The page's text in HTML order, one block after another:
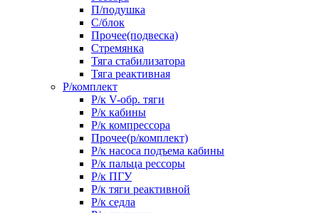
П/подушка
С/блок
Прочее(подвеска)
Стремянка
Тяга стабилизатора
Тяга реактивная
Р/комплект
Р/к V-обр. тяги
Р/к кабины
Р/к компрессора
Прочее(р/комплект)
Р/к насоса подъема кабины
Р/к пальца рессоры
Р/к ПГУ
Р/к тяги реактивной
Р/к седла